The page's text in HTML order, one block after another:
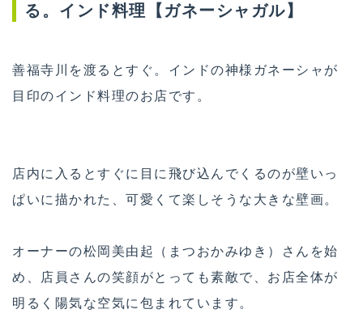
る。インド料理【ガネーシャガル】
善福寺川を渡るとすぐ。インドの神様ガネーシャが
目印のインド料理のお店です。
店内に入るとすぐに目に飛び込んでくるのが壁いっ
ぱいに描かれた、可愛くて楽しそうな大きな壁画。
オーナーの松岡美由起（まつおかみゆき）さんを始
め、店員さんの笑顔がとっても素敵で、お店全体が
明るく陽気な空気に包まれています。